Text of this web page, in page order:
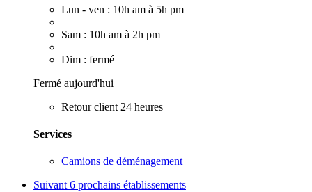
Lun - ven : 10h am à 5h pm
Sam : 10h am à 2h pm
Dim : fermé
Fermé aujourd'hui
Retour client 24 heures
Services
Camions de déménagement
Suivant 6 prochains établissements